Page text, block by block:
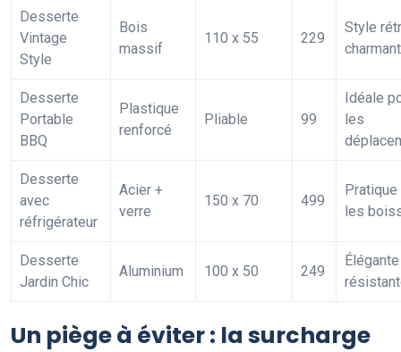
Desserte
Vintage
Style
Bois
massif
110 x 55 229
Style
charmant
Desserte
Portable
BBQ
Plastique
renforcé
Pliable 99
Idéale
les
Desserte
avec
réfrigérateur
Acier +
verre
150 x 70 499
Pratique
les
Desserte
Jardin Chic
Aluminium 100 x 50 249
Un piège à éviter : la surcharge